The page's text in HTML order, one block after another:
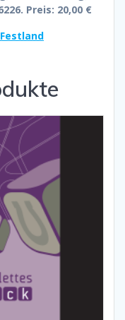
Preis: 20,00 €